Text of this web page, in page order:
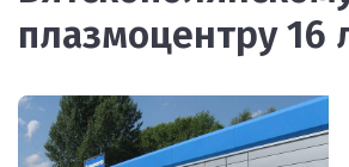
плазмоцентру 16